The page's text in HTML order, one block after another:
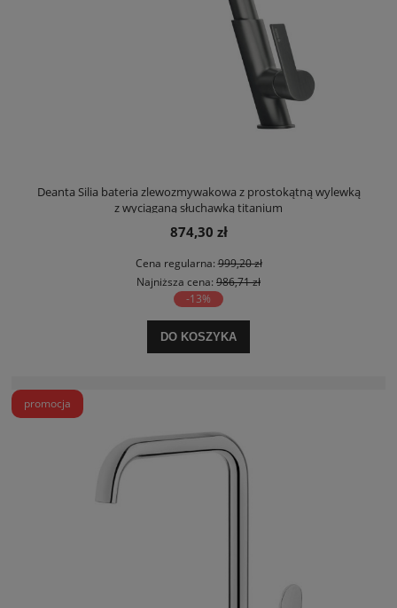
Deanta Silia bateria zlewozmywakowa z prostokątną wylewką
z wyciąganą słuchawką titanium
874,30 zł
Cena regularna:999,20 zł
Najniższa cena: 986,71 zł
-13%
DO KOSZYKA
promocja